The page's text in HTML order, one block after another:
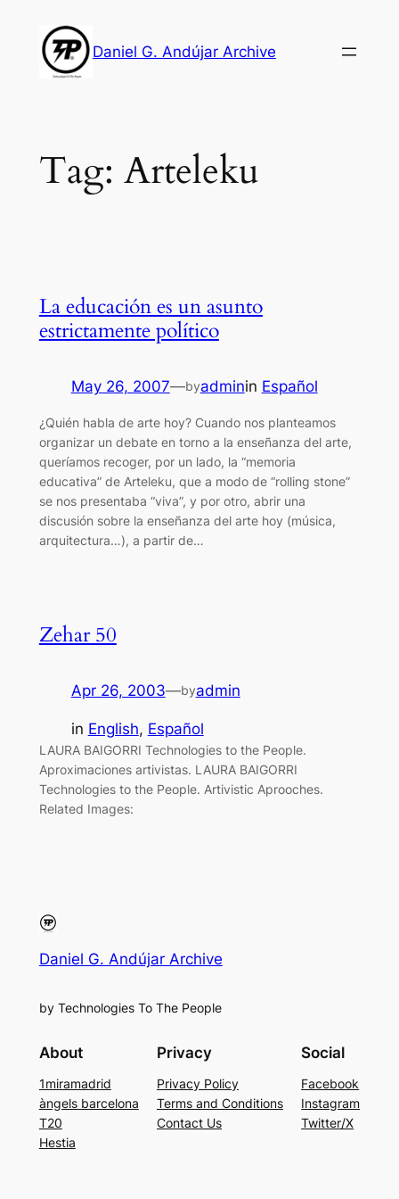
content
Daniel G. Andújar Archive
Tag: Arteleku
La educación es un asunto
estrictamente político
May 26, 2007—byadminin Español
¿Quién habla de arte hoy? Cuando nos planteamos
organizar un debate en torno a la enseñanza del arte,
queríamos recoger, por un lado, la “memoria
educativa” de Arteleku, que a modo de “rolling stone”
se nos presentaba “viva”, y por otro, abrir una
discusión sobre la enseñanza del arte hoy (música,
arquitectura…), a partir de…
Zehar 50
Apr 26, 2003—byadmin
in English, Español
LAURA BAIGORRI Technologies to the People.
Aproximaciones artivistas. LAURA BAIGORRI
Technologies to the People. Artivistic Aprooches.
Related Images:
Daniel G. Andújar Archive
by Technologies To The People
About
1miramadrid
àngels barcelona
T20
Hestia
Privacy
Privacy Policy
Terms and Conditions
Contact Us
Social
Facebook
Instagram
Twitter/X